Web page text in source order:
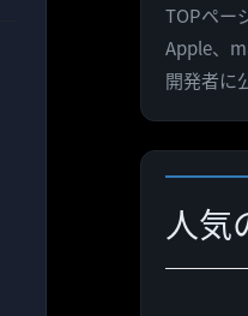
カ
テ
ゴ
リ
ー
TOPペー
Apple、
開発者に
人気